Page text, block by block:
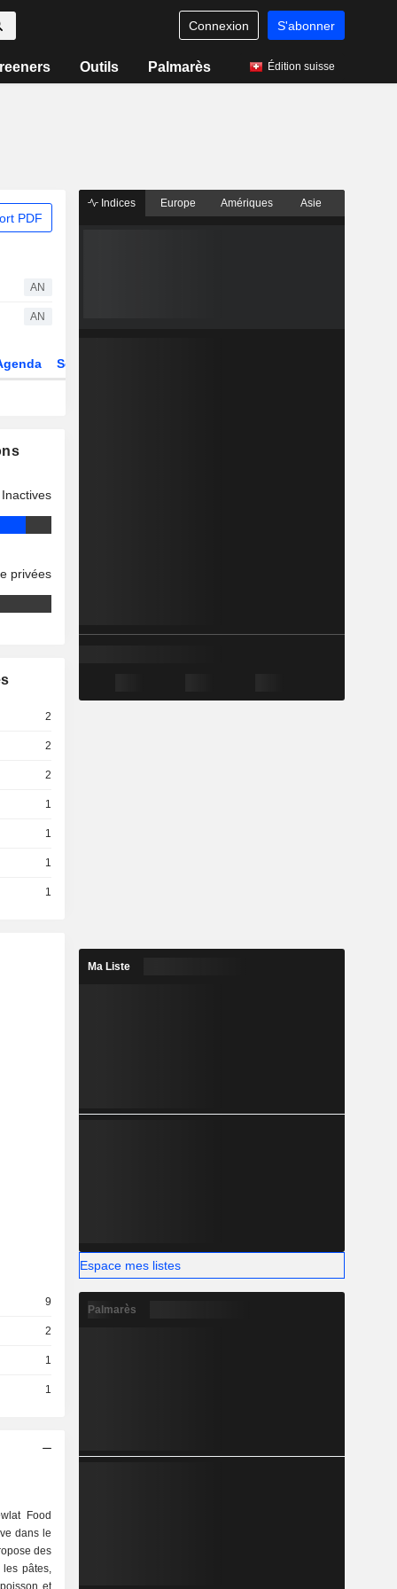
Connexion S'abonner
Outils Palmarès Édition suisse
PDF
AN
AN
Secteur
Inactives
privées
2
2
2
1
1
1
1
9
2
1
1
Food
dans le
des
pâtes,
et
Indices Europe Amériques Asie
Ma Liste
Espace mes listes
Palmarès